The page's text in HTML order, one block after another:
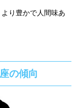
り豊かで人間味あ
の傾向